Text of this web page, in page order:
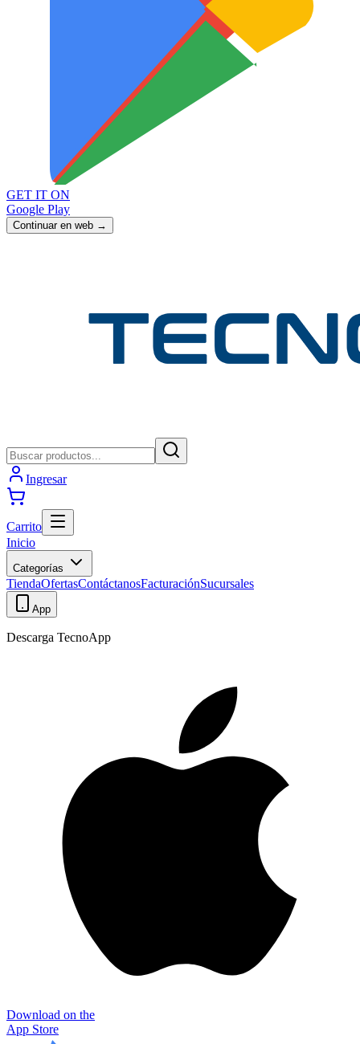
GET IT ON
Google Play
Continuar en web →
Ingresar
Carrito
Inicio
Categorías
TiendaOfertasContáctanosFacturaciónSucursales
App
Descarga TecnoApp
Download on the
App Store